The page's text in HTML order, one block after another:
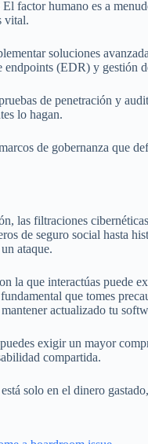
El factor humano es a
vital.
soluciones
endpoints (EDR) y gestión
de penetración y
lo hagan.
de gobernanza que
las filtraciones
de seguro social hasta
ataque.
la que interactúas puede
que tomes
actualizado tu
exigir un mayor
compartida.
solo en el dinero